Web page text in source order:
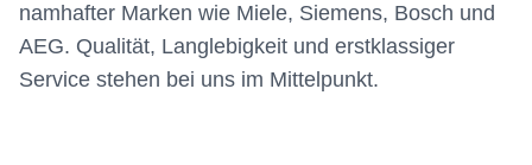
namhafter Marken wie Miele, Siemens, Bosch und
AEG. Qualität, Langlebigkeit und erstklassiger
Service stehen bei uns im Mittelpunkt.